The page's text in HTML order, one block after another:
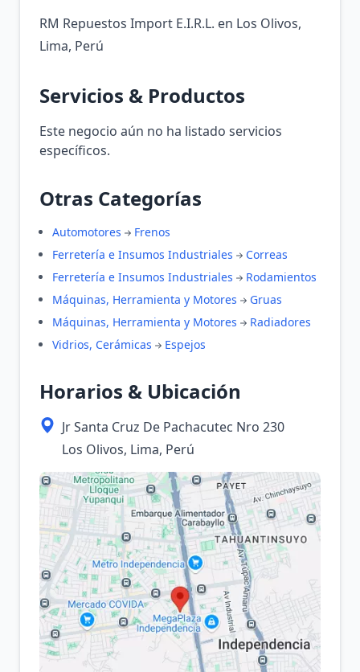
RM Repuestos Import E.I.R.L. en Los Olivos,
Lima, Perú
Servicios & Productos
Este negocio aún no ha listado servicios
específicos.
Otras Categorías
Automotores
Frenos
Ferretería e Insumos Industriales
Correas
Ferretería e Insumos Industriales
Rodamientos
Máquinas, Herramienta y Motores
Gruas
Máquinas, Herramienta y Motores
Radiadores
Vidrios, Cerámicas
Espejos
Horarios & Ubicación
Jr Santa Cruz De Pachacutec Nro 230
Los Olivos, Lima, Perú